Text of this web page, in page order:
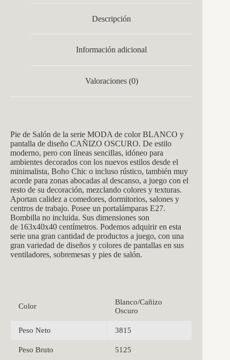
Descripción
Información adicional
Valoraciones (0)
Pie de Salón de la serie MODA de color BLANCO y
pantalla de diseño CAÑIZO OSCURO. De estilo
moderno, pero con líneas sencillas, idóneo para
ambientes decorados con los nuevos estilos desde el
minimalista, Boho Chic o incluso rústico, también muy
acorde para zonas abocadas al descanso, a juego con el
resto de su decoración, mezclando colores y texturas.
Aportan calidez a comedores, dormitorios, salones y
centros de trabajo. Posee un portalámparas E27.
Bombilla no incluida. Sus dimensiones son
de 163x40x40 centímetros. Podemos adquirir en esta
serie una gran cantidad de productos a juego, con una
gran variedad de diseños y colores de pantallas en sus
ventiladores, sobremesas y pies de salón.
Color
Blanco/Cañizo
Oscuro
Peso Neto 3815
Peso Bruto 5125